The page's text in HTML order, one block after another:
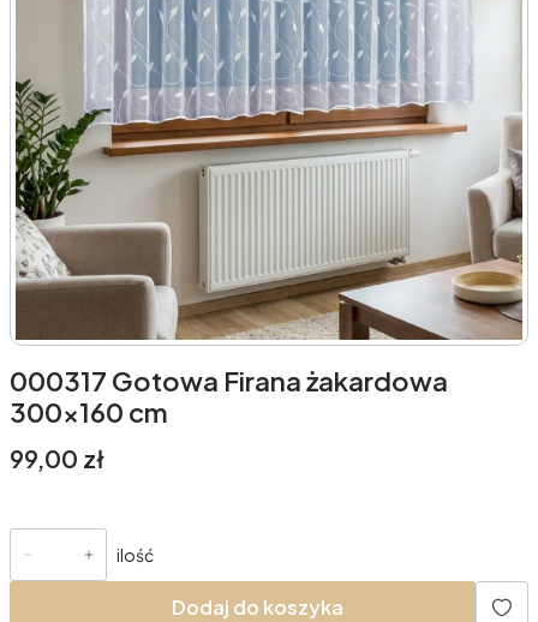
000317 Gotowa Firana żakardowa
300x160 cm
Cena
99,00 zł
ilość
Dodaj do koszyka